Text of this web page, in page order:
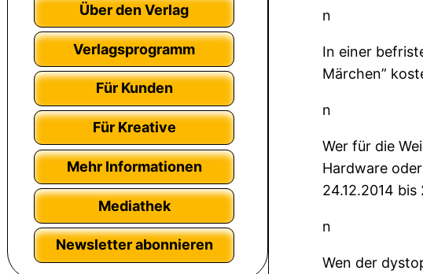
Über den Verlag
Verlagsprogramm
Für Kunden
Für Kreative
Mehr Informationen
Mediathek
Newsletter abonnieren
n
In einer
Märchen”
n
Wer für die
Hardware
24.12.2014
n
Wen der